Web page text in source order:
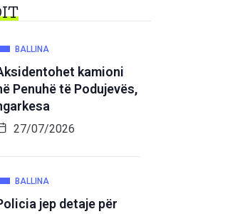
BALLINA
kamioni
Penuhë të Podujevës,
27/07/2026
BALLINA
jep detaje për